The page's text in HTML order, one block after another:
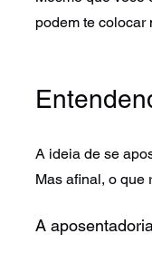
podem te colocar
A ideia de se
Mas afinal, o que
A